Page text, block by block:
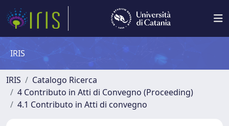
IRIS
IRIS
Catalogo Ricerca
4 Contributo in Atti di Convegno (Proceeding)
4.1 Contributo in Atti di convegno